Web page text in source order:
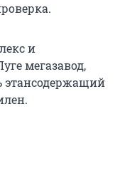
и
мегазавод,
этансодержащий